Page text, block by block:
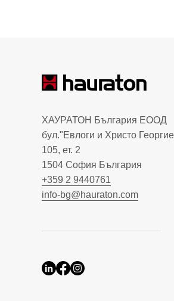
ХАУРАТОН България ЕООД
бул."Евлоги и Христо
105, ет. 2
1504 София България
+359 2 9440761
info-bg@hauraton.com